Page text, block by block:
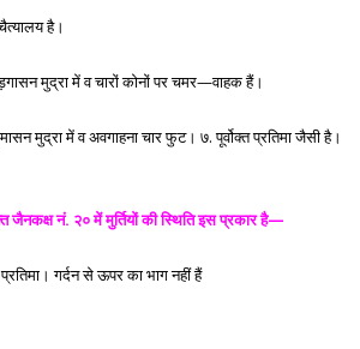
है।
मुद्रा में व चारों कोनों पर चमर—वाहक हैं।
मुद्रा में व अवगाहना चार फुट। ७. पूर्वोक्त प्रतिमा जैसी है।
जैनकक्ष नं. २० में मुर्तियों की स्थिति इस प्रकार है—
गर्दन से ऊपर का भाग नहीं हैं